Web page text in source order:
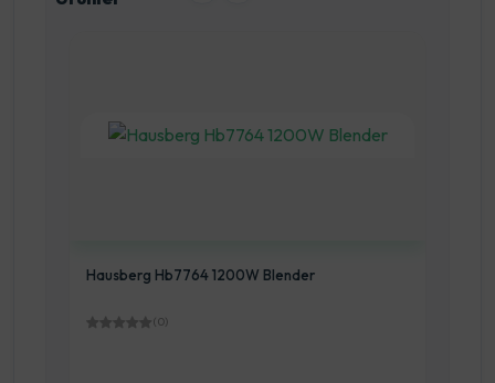
Hausberg HB7704 Hazneli Blender